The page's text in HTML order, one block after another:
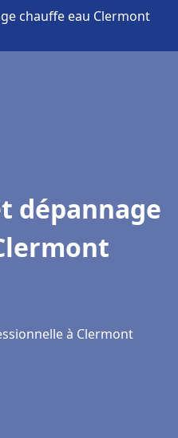
chauffe eau Clermont
dépannage
à Clermont